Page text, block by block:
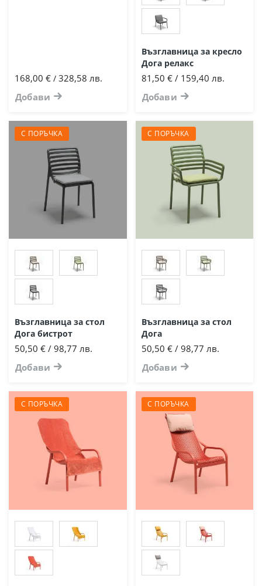
168,00 € / 328,58 лв.
Добави
Възглавница за кресло
Дога релакс
81,50 € / 159,40 лв.
Добави
С ПОРЪЧКА
Възглавница за стол
Дога бистрот
50,50 € / 98,77 лв.
Добави
С ПОРЪЧКА
Възглавница за стол
Дога
50,50 € / 98,77 лв.
Добави
С ПОРЪЧКА С ПОРЪЧКА